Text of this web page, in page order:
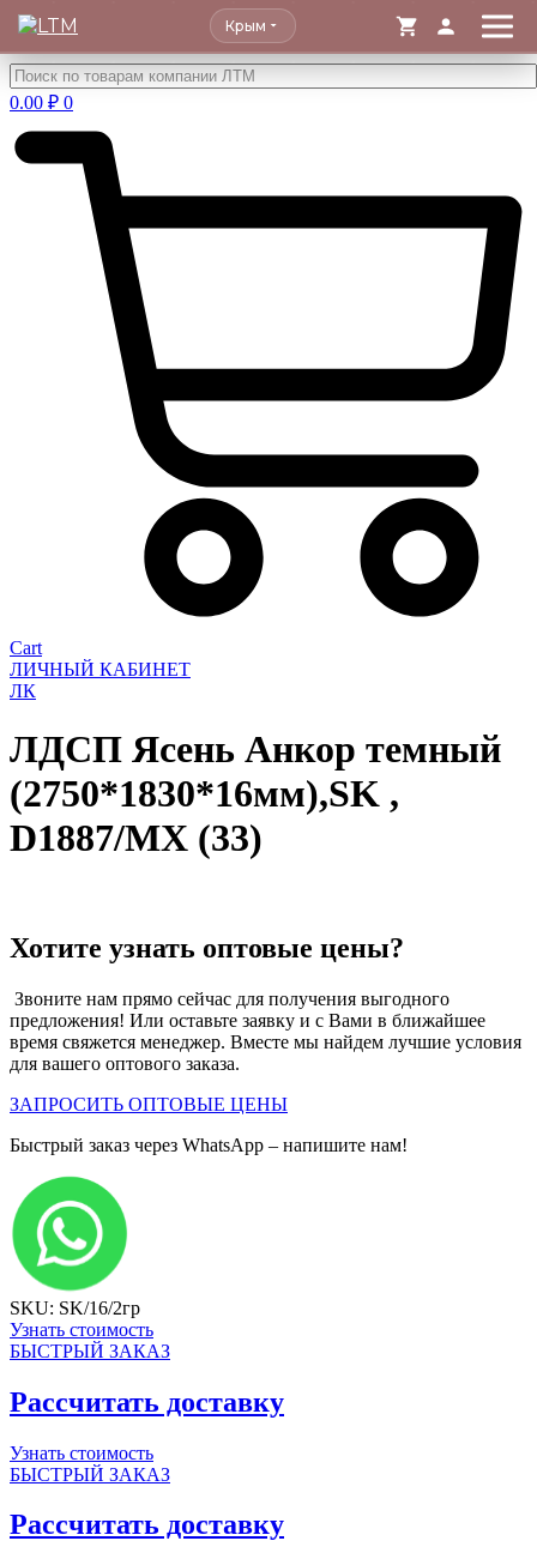
Перейти
к
содержимому
Крым
0.00 ₽ 0
Cart
ЛИЧНЫЙ КАБИНЕТ
ЛК
ЛДСП Ясень Анкор темный
(2750*1830*16мм),SK ,
D1887/MX (33)
Хотите узнать оптовые цены?
Звоните нам прямо сейчас для получения выгодного
предложения! Или оставьте заявку и с Вами в ближайшее
время свяжется менеджер. Вместе мы найдем лучшие условия
для вашего оптового заказа.
ЗАПРОСИТЬ ОПТОВЫЕ ЦЕНЫ
Быстрый заказ через WhatsApp – напишите нам!
SKU: SK/16/2гр
Узнать стоимость
БЫСТРЫЙ ЗАКАЗ
Рассчитать доставку
Узнать стоимость
БЫСТРЫЙ ЗАКАЗ
Рассчитать доставку